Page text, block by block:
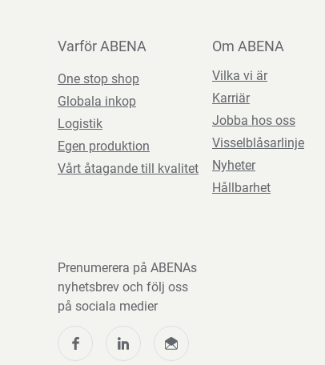
Varför ABENA
One stop shop
Globala inkop
Logistik
Egen produktion
Vårt åtagande till kvalitet
Om ABENA
Vilka vi är
Karriär
Jobba hos oss
Visselblåsarlinje
Nyheter
Hållbarhet
Prenumerera på ABENAs
nyhetsbrev och följ oss
på sociala medier